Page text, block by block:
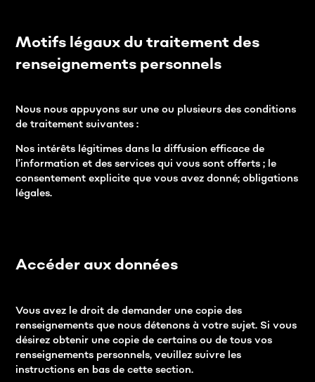
Motifs légaux du traitement des
renseignements personnels
Nous nous appuyons sur une ou plusieurs des conditions
de traitement suivantes :
Nos intérêts légitimes dans la diffusion efficace de
l’information et des services qui vous sont offerts ; le
consentement explicite que vous avez donné; obligations
légales.
Accéder aux données
Vous avez le droit de demander une copie des
renseignements que nous détenons à votre sujet. Si vous
désirez obtenir une copie de certains ou de tous vos
renseignements personnels, veuillez suivre les
instructions en bas de cette section.